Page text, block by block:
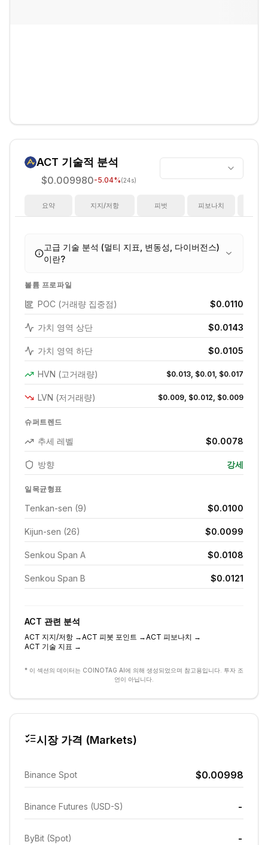
ACT 기술적 분석
$0.009980-5.04%(24s)
요약 지지/저항 피벗 피보나치
고급 기술 분석 (멀티 지표, 변동성, 다이버전스)
이란?
볼륨 프로파일
POC (거래량 집중점) $0.0110
가치 영역 상단 $0.0143
가치 영역 하단 $0.0105
HVN (고거래량) $0.013, $0.01, $0.017
LVN (저거래량) $0.009, $0.012, $0.009
슈퍼트렌드
추세 레벨 $0.0078
방향 강세
일목균형표
Tenkan-sen (9) $0.0100
Kijun-sen (26) $0.0099
Senkou Span A $0.0108
Senkou Span B $0.0121
ACT 관련 분석
ACT 지지/저항 →ACT 피봇 포인트 →ACT 피보나치 →
ACT 기술 지표 →
* 이 섹션의 데이터는 COINOTAG AI에 의해 생성되었으며 참고용입니다. 투자 조
언이 아닙니다.
시장 가격 (Markets)
Binance Spot $0.00998
Binance Futures (USD-S) -
ByBit (Spot) -